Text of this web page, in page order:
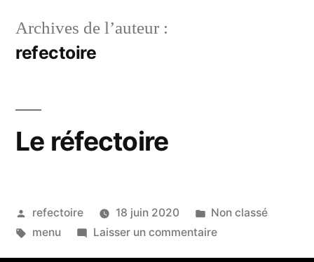
Archives de l’auteur :
refectoire
Le réfectoire
refectoire 18 juin 2020
Non classé
menu
Laisser un commentaire